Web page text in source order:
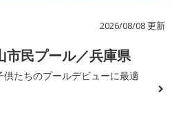
2026/08/08 更新
市民プール／兵庫県
供たちのプールデビューに最適